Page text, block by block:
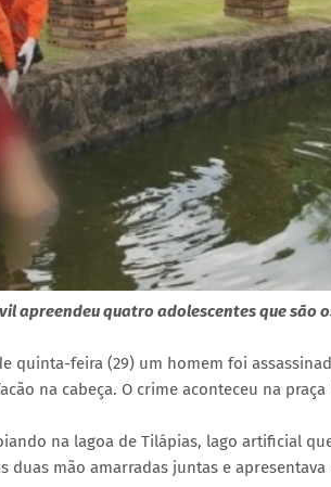
apreendeu quatro adolescentes que são
quinta-feira (29) um homem foi
na cabeça. O crime aconteceu na
na lagoa de Tilápias, lago artificial
duas mão amarradas juntas e